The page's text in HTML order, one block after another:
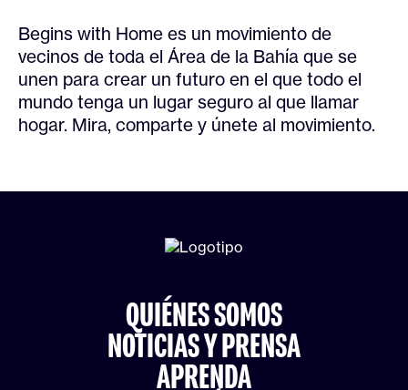
Begins with Home es un movimiento de
vecinos de toda el Área de la Bahía que se
unen para crear un futuro en el que todo el
mundo tenga un lugar seguro al que llamar
hogar. Mira, comparte y únete al movimiento.
QUIÉNES SOMOS
NOTICIAS Y PRENSA
APRENDA